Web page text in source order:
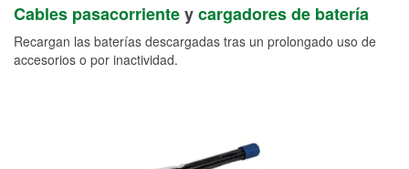
Cables pasacorrienteycargadores de batería
Recargan las baterías descargadas tras un prolongado uso de
accesorios o por inactividad.